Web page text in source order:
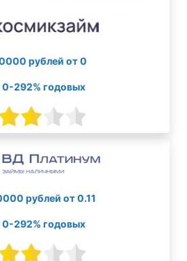
рублей от 0
292% годовых
рублей от 0.11
292% годовых